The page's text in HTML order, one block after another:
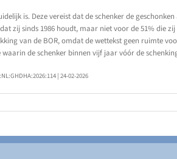
is. Deze vereist dat de schenker de
zij sinds 1986 houdt, maar niet voor de 51% die
van de BOR, omdat de wettekst geen ruimte
waarin de schenker binnen vijf jaar vóór de
| 24-02-2026